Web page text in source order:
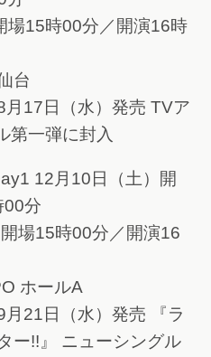
場15時00分／開演16時
台
17日（水）発売 TVア
第一弾に封入
12月10日（土）開
00分
場15時00分／開演16
ホールA
21日（水）発売 『ラ
ー!!』 ニューシングル